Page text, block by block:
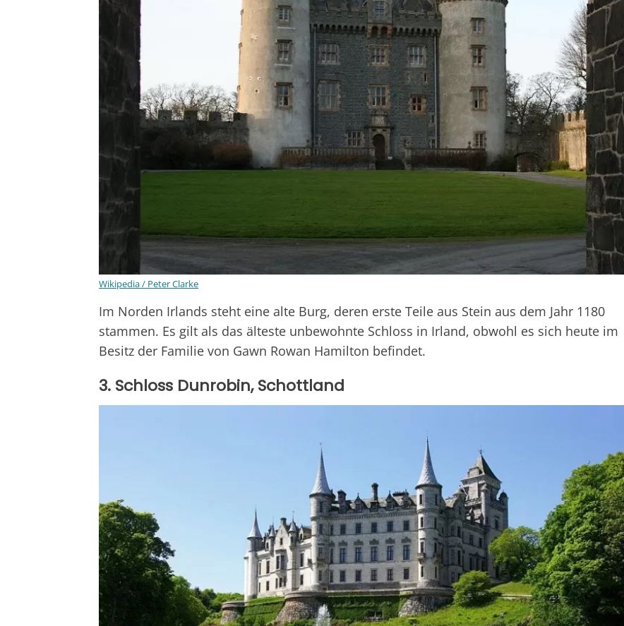
Wikipedia / Peter Clarke
Im Norden Irlands steht eine alte Burg, deren erste Teile aus Stein aus dem Jahr 1180
stammen. Es gilt als das älteste unbewohnte Schloss in Irland, obwohl es sich heute im
Besitz der Familie von Gawn Rowan Hamilton befindet.
3. Schloss Dunrobin, Schottland